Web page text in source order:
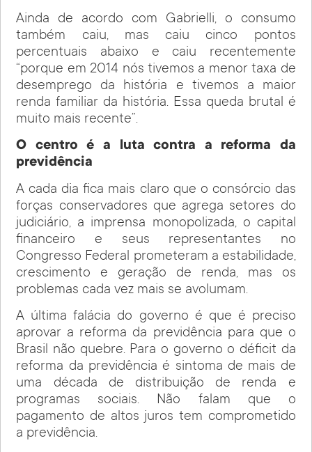
Ainda de acordo com Gabrielli, o consumo
também caiu, mas caiu cinco pontos
percentuais abaixo e caiu recentemente
“porque em 2014 nós tivemos a menor taxa de
desemprego da história e tivemos a maior
renda familiar da história. Essa queda brutal é
muito mais recente”.
O centro é a luta contra a reforma da
previdência
A cada dia fica mais claro que o consórcio das
forças conservadores que agrega setores do
judiciário, a imprensa monopolizada, o capital
financeiro e seus representantes no
Congresso Federal prometeram a estabilidade,
crescimento e geração de renda, mas os
problemas cada vez mais se avolumam.
A última falácia do governo é que é preciso
aprovar a reforma da previdência para que o
Brasil não quebre. Para o governo o déficit da
reforma da previdência é sintoma de mais de
uma década de distribuição de renda e
programas sociais. Não falam que o
pagamento de altos juros tem comprometido
a previdência.